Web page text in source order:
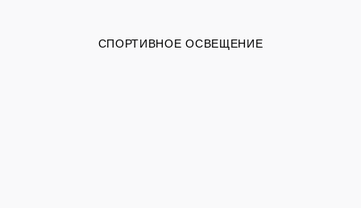
СПОРТИВНОЕ ОСВЕЩЕНИЕ